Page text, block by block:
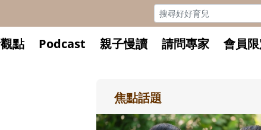
點 Podcast 親子慢讀 請問專家 會員
焦點話題